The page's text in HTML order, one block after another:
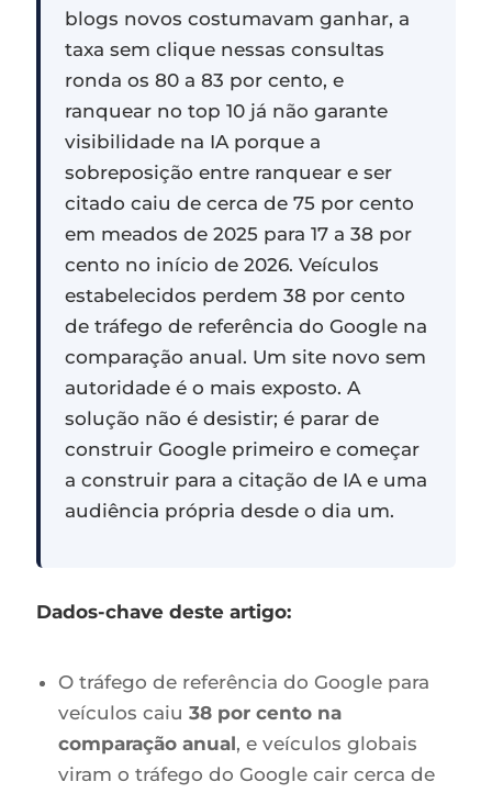
blogs novos costumavam ganhar, a
taxa sem clique nessas consultas
ronda os 80 a 83 por cento, e
ranquear no top 10 já não garante
visibilidade na IA porque a
sobreposição entre ranquear e ser
citado caiu de cerca de 75 por cento
em meados de 2025 para 17 a 38 por
cento no início de 2026. Veículos
estabelecidos perdem 38 por cento
de tráfego de referência do Google na
comparação anual. Um site novo sem
autoridade é o mais exposto. A
solução não é desistir; é parar de
construir Google primeiro e começar
a construir para a citação de IA e uma
audiência própria desde o dia um.
Dados-chave deste artigo:
O tráfego de referência do Google para
veículos caiu38 por cento na
comparação anual, e veículos globais
viram o tráfego do Google cair cerca de